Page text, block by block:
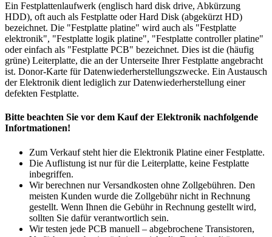
Ein Festplattenlaufwerk (englisch hard disk drive, Abkürzung
HDD), oft auch als Festplatte oder Hard Disk (abgekürzt HD)
bezeichnet. Die "Festplatte platine" wird auch als "Festplatte
elektronik", "Festplatte logik platine", "Festplatte controller platine"
oder einfach als "Festplatte PCB" bezeichnet. Dies ist die (häufig
grüne) Leiterplatte, die an der Unterseite Ihrer Festplatte angebracht
ist. Donor-Karte für Datenwiederherstellungszwecke. Ein Austausch
der Elektronik dient lediglich zur Datenwiederherstellung einer
defekten Festplatte.
Bitte beachten Sie vor dem Kauf der Elektronik nachfolgende
Infortmationen!
Zum Verkauf steht hier die Elektronik Platine einer Festplatte.
Die Auflistung ist nur für die Leiterplatte, keine Festplatte
inbegriffen.
Wir berechnen nur Versandkosten ohne Zollgebühren. Den
meisten Kunden wurde die Zollgebühr nicht in Rechnung
gestellt. Wenn Ihnen die Gebühr in Rechnung gestellt wird,
sollten Sie dafür verantwortlich sein.
Wir testen jede PCB manuell – abgebrochene Transistoren,